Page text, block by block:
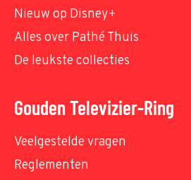
Nieuw op Disney+
Alles over Pathé Thuis
De leukste collecties
Gouden Televizier-Ring
Veelgestelde vragen
Reglementen